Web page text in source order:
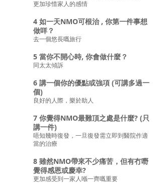
更加珍惜家人的感情
4 如一天NMO可根治 , 你第一件事想
做咩？
去一個悠長嘅旅行
5 當你不開心時, 你會做什麼？
同太太傾訴
6 講一個你的優點或強項 (可講多過一
個)
良好的人際，樂於助人
7 你覺得NMO最難頂之處是什麼? (只
講一件)
唔知幾時復發，一旦復發需立即到醫院作適
當的治療
8 雖然NMO帶來不少痛苦，但有冇嘢
覺得感恩或慶幸?
更加感受到一家人喺一齊嘅重要